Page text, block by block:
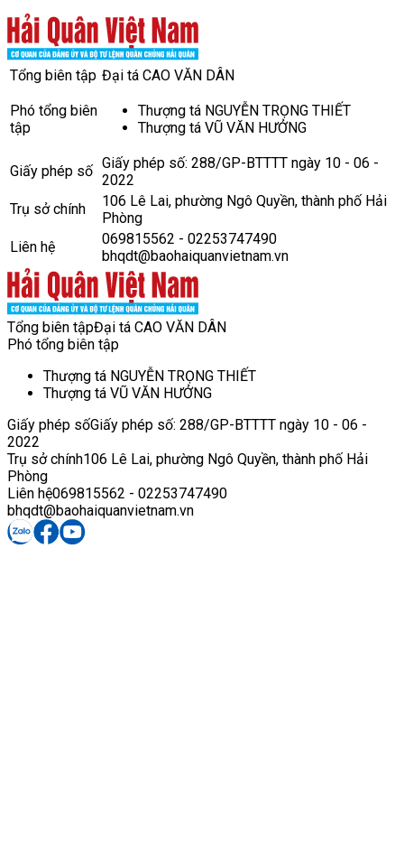
Tổng biên tập Đại tá CAO VĂN DÂN
Phó tổng biên
tập
Thượng tá NGUYỄN TRỌNG THIẾT
Thượng tá VŨ VĂN HƯỞNG
Giấy phép số Giấy phép số: 288/GP-BTTTT ngày 10 - 06 -
2022
Trụ sở chính
106 Lê Lai, phường Ngô Quyền, thành phố Hải
Phòng
Liên hệ
069815562 - 02253747490
bhqdt@baohaiquanvietnam.vn
Tổng biên tậpĐại tá CAO VĂN DÂN
Phó tổng biên tập
Thượng tá NGUYỄN TRỌNG THIẾT
Thượng tá VŨ VĂN HƯỞNG
Giấy phép sốGiấy phép số: 288/GP-BTTTT ngày 10 - 06 -
2022
Trụ sở chính106 Lê Lai, phường Ngô Quyền, thành phố Hải
Phòng
Liên hệ069815562 - 02253747490
bhqdt@baohaiquanvietnam.vn